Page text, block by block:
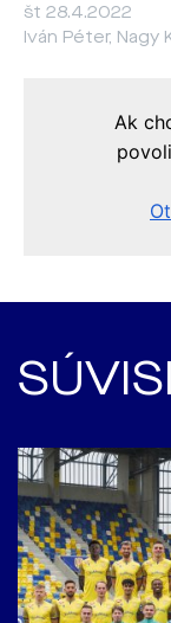
št 28.4.2022
Iván Péter, Nagy